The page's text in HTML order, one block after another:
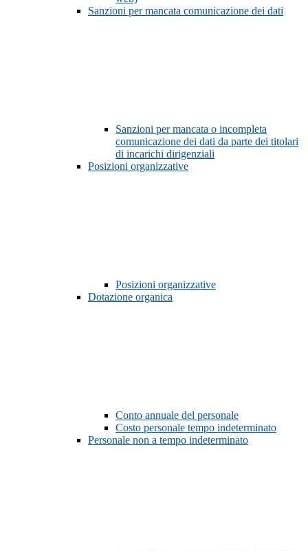
Sanzioni per mancata comunicazione dei dati
Sanzioni per mancata o incompleta
comunicazione dei dati da parte dei titolari
di incarichi dirigenziali
Posizioni organizzative
Posizioni organizzative
Dotazione organica
Conto annuale del personale
Costo personale tempo indeterminato
Personale non a tempo indeterminato